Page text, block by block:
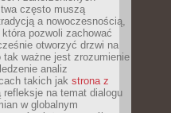
często muszą
a nowoczesnością,
pozwoli zachować
otworzyć drzwi na
tak ważne jest zrozumienie
analiz
takich jak strona z
refleksje na temat dialogu
w globalnym